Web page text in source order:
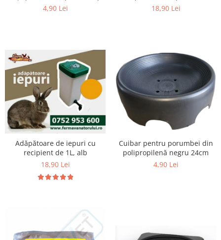
Unelte si accesorii de gradina
Accesorii irigatie
Accesorii solarii
Substrat
4,90 Lei
18,90 Lei
Adăpătoare de iepuri cu
recipient de 1L, alb
18,90 Lei
Cuibar pentru porumbei din
polipropilenă negru 24cm
4,90 Lei